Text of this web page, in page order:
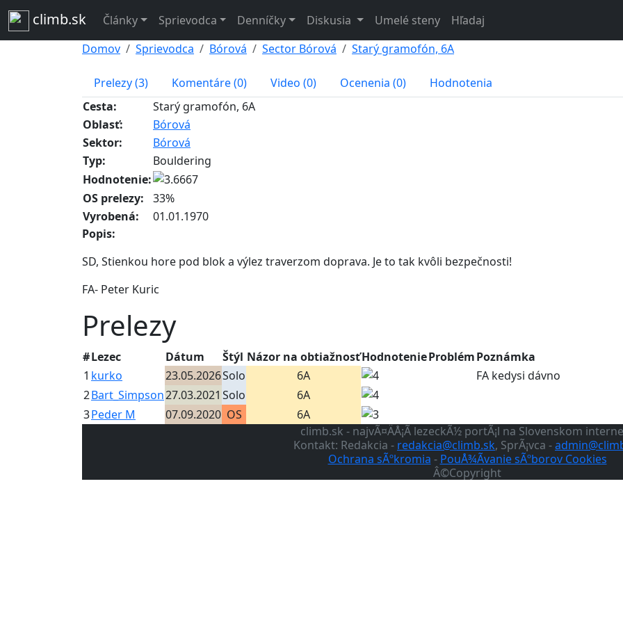
climb.sk Články Sprievodca Denníčky Diskusia Umelé steny Hľadaj
Domov
Sprievodca Bórová Sector Bórová Starý gramofón, 6A
Prelezy (3) Komentáre (0) Video (0) Ocenenia (0)
Hodnotenia
Cesta:
Starý gramofón, 6A
Oblasť:
Bórová
Sektor:
Bórová
Typ:
Bouldering
Hodnotenie:
OS prelezy:
33%
Vyrobená:
01.01.1970
Popis:
SD, Stienkou hore pod blok a výlez traverzom doprava. Je to tak kvôli bezpečnosti!
FA- Peter Kuric
Prelezy
#Lezec Dátum Štýl Názor na obtiažnosťHodnotenieProblémPoznámka
1 kurko 23.05.2026Solo 6A
FA kedysi dávno
2Bart_Simpson27.03.2021 Solo
6A
3Peder M 07.09.2020 OS
6A
climb.sk - najvÃ¤ÄÅ¡Ã­ lezeckÃ½ portÃ¡l na Slovenskom
Kontakt: Redakcia - redakcia@climb.sk, SprÃ¡vca -
Ochrana sÃºkromia - PouÅ¾Ã­vanie sÃºborov Cookies
Â©Copyright